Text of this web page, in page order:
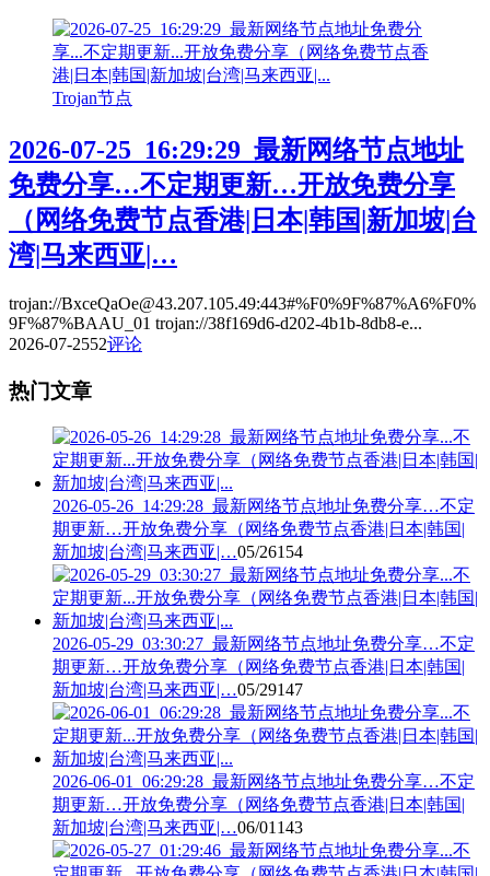
Trojan节点
2026-07-25_16:29:29_最新网络节点地址
免费分享…不定期更新…开放免费分享
（网络免费节点香港|日本|韩国|新加坡|台
湾|马来西亚|…
trojan://BxceQaOe@43.207.105.49:443#%F0%9F%87%A6%F0%
9F%87%BAAU_01 trojan://38f169d6-d202-4b1b-8db8-e...
2026-07-2552评论
热门文章
2026-05-26_14:29:28_最新网络节点地址免费分享…不定
期更新…开放免费分享（网络免费节点香港|日本|韩国|
新加坡|台湾|马来西亚|…05/26154
2026-05-29_03:30:27_最新网络节点地址免费分享…不定
期更新…开放免费分享（网络免费节点香港|日本|韩国|
新加坡|台湾|马来西亚|…05/29147
2026-06-01_06:29:28_最新网络节点地址免费分享…不定
期更新…开放免费分享（网络免费节点香港|日本|韩国|
新加坡|台湾|马来西亚|…06/01 143